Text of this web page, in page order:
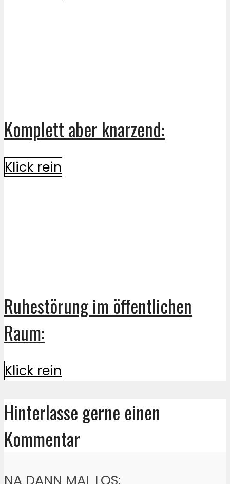
Komplett aber knarzend:
Klick rein
Ruhestörung im öffentlichen
Raum:
Klick rein
Hinterlasse gerne einen
Kommentar
NA DANN MAL LOS: